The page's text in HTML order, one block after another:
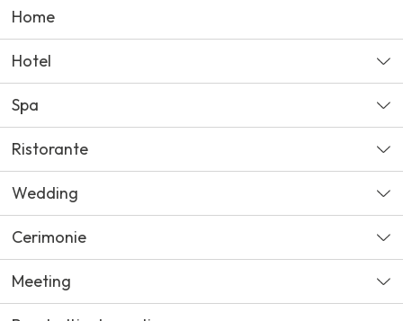
Home
Hotel
Spa
Ristorante
Wedding
Cerimonie
Meeting